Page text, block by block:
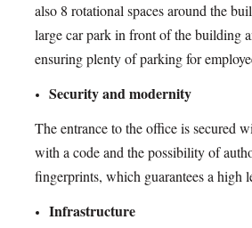
also 8 rotational spaces around the
large car park in front of the building
ensuring plenty of parking for
Security and modernity
The entrance to the office is secured
with a code and the possibility of
fingerprints, which guarantees a high
Infrastructure